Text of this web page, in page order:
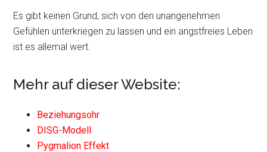
Es gibt keinen Grund, sich von den unangenehmen
Gefühlen unterkriegen zu lassen und ein angstfreies Leben
ist es allemal wert.
Mehr auf dieser Website:
Beziehungsohr
DISG-Modell
Pygmalion Effekt